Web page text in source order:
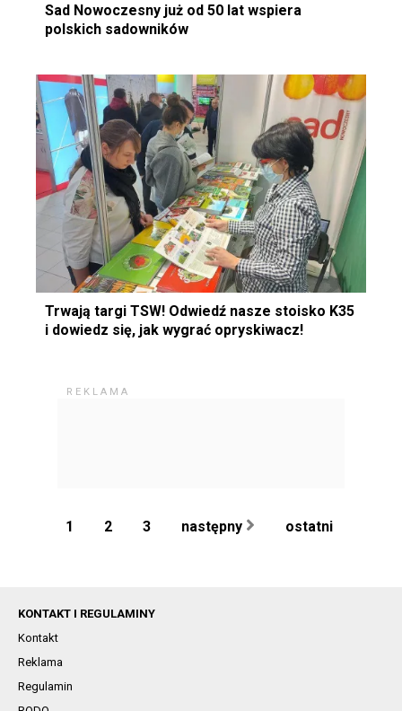
Sad Nowoczesny już od 50 lat wspiera
polskich sadowników
Trwają targi TSW! Odwiedź nasze stoisko K35
i dowiedz się, jak wygrać opryskiwacz!
1 2 3 następny ostatni
KONTAKT I REGULAMINY
Kontakt
Reklama
Regulamin